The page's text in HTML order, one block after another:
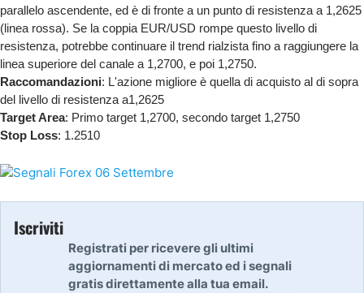
parallelo ascendente, ed è di fronte a un punto di resistenza a 1,2625
(linea rossa). Se la coppia EUR/USD rompe questo livello di
resistenza, potrebbe continuare il trend rialzista fino a raggiungere la
linea superiore del canale a 1,2700, e poi 1,2750.
Raccomandazioni: L'azione migliore è quella di acquisto al di sopra
del livello di resistenza a1,2625
Target Area: Primo target 1,2700, secondo target 1,2750
Stop Loss: 1.2510
Iscriviti
Registrati per ricevere gli ultimi
aggiornamenti di mercato ed i segnali
gratis direttamente alla tua email.